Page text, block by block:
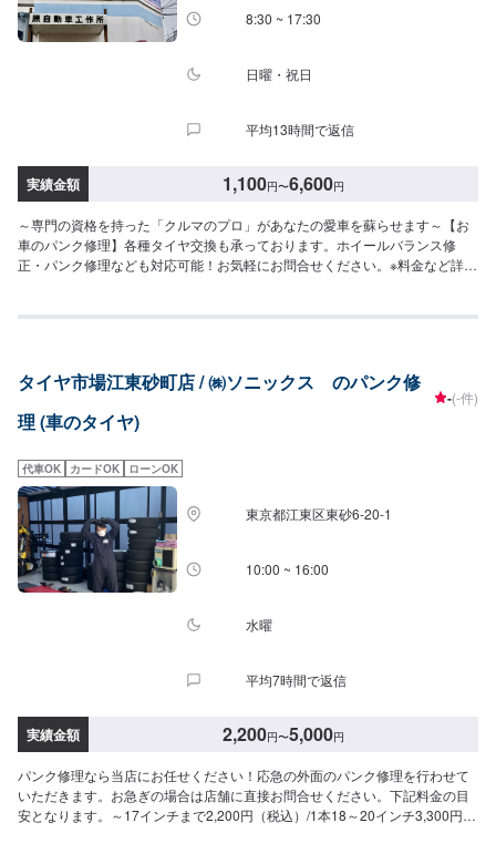
8:30 ~ 17:30
日曜・祝日
平均13時間で返信
実績金額 1,100円〜6,600円
～専門の資格を持った「クルマのプロ」があなたの愛車を蘇らせます～【お
車のパンク修理】各種タイヤ交換も承っております。ホイールバランス修
正・パンク修理なども対応可能！お気軽にお問合せください。※料金など詳し
ください。車検・整備、鈑金・塗装、コーティング、損害保険などクルマに
ーラー・損害保険ジャパン日本興亜の修理指定工場です。【45年の実績】
●1969年創業！●40年の経験で積み上げたノウハウ●さまざまな鈑金・修理に
対応可能【パーツ持ち込み可能】持ち込みパーツの対応もいたします。※パー
生した工賃をご請求させていただきますので、あらかじめご了承ください。
【代車について】無料代車（無保険時）を24台ご用意しております。燃料代
はお客さま負担となりますので、ご了承ください。【営業時間・定休日】営
業時間：8:30〜17:30定休日：日・祝・第一、第三月曜日
タイヤ市場江東砂町店 / ㈱ソニックス のパンク修
理 (車のタイヤ)
-(-件)
代車OK カードOK ローンOK
東京都江東区東砂6-20-1
10:00 ~ 16:00
水曜
平均7時間で返信
実績金額 2,200円〜5,000円
パンク修理なら当店にお任せください！応急の外面のパンク修理を行わせて
いただきます。お急ぎの場合は店舗に直接お問合せください。下記料金の目
安となります。～17インチまで2,200円（税込）/1本18～20インチ3,300円